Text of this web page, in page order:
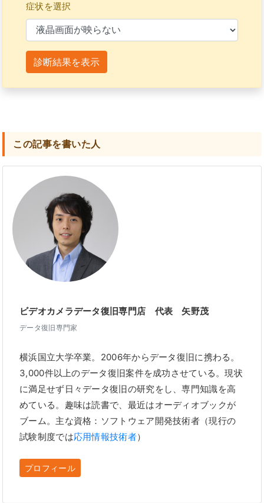
症状を選択
診断結果を表示
この記事を書いた人
ビデオカメラデータ復旧専門店 代表 矢野茂
データ復旧専門家
横浜国立大学卒業。2006年からデータ復旧に携わる。
3,000件以上のデータ復旧案件を成功させている。現状
に満足せず日々データ復旧の研究をし、専門知識を高
めている。趣味は読書で、最近はオーディオブックが
ブーム。主な資格：ソフトウェア開発技術者（現行の
試験制度では応用情報技術者）
プロフィール